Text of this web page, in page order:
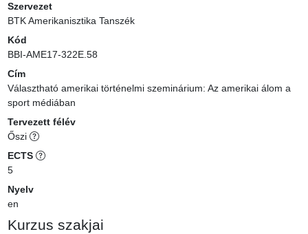
Szervezet
BTK Amerikanisztika Tanszék
Kód
BBI-AME17-322E.58
Cím
Választható amerikai történelmi szeminárium: Az amerikai álom a
sport médiában
Tervezett félév
Őszi
ECTS
5
Nyelv
en
Kurzus szakjai